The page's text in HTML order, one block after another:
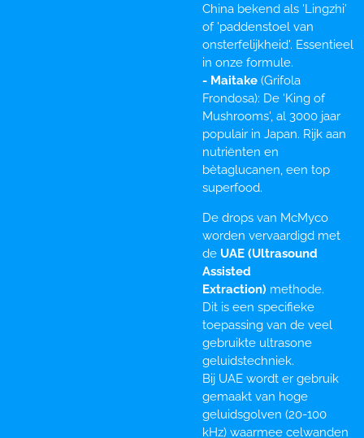
China bekend als 'Lingzhi'
of 'paddenstoel van
onsterfelijkheid'. Essentieel
in onze formule.
- Maitake (Grifola
Frondosa): De 'King of
Mushrooms', al 3000 jaar
populair in Japan. Rijk aan
nutriënten en
bètaglucanen, een top
superfood.
De drops van McMyco
worden vervaardigd met
de UAE (Ultrasound
Assisted
Extraction) methode.
Dit is een specifieke
toepassing van de veel
gebruikte ultrasone
geluidstechniek.
Bij UAE wordt er gebruik
gemaakt van hoge
geluidsgolven (20-100
kHz) waarmee celwanden